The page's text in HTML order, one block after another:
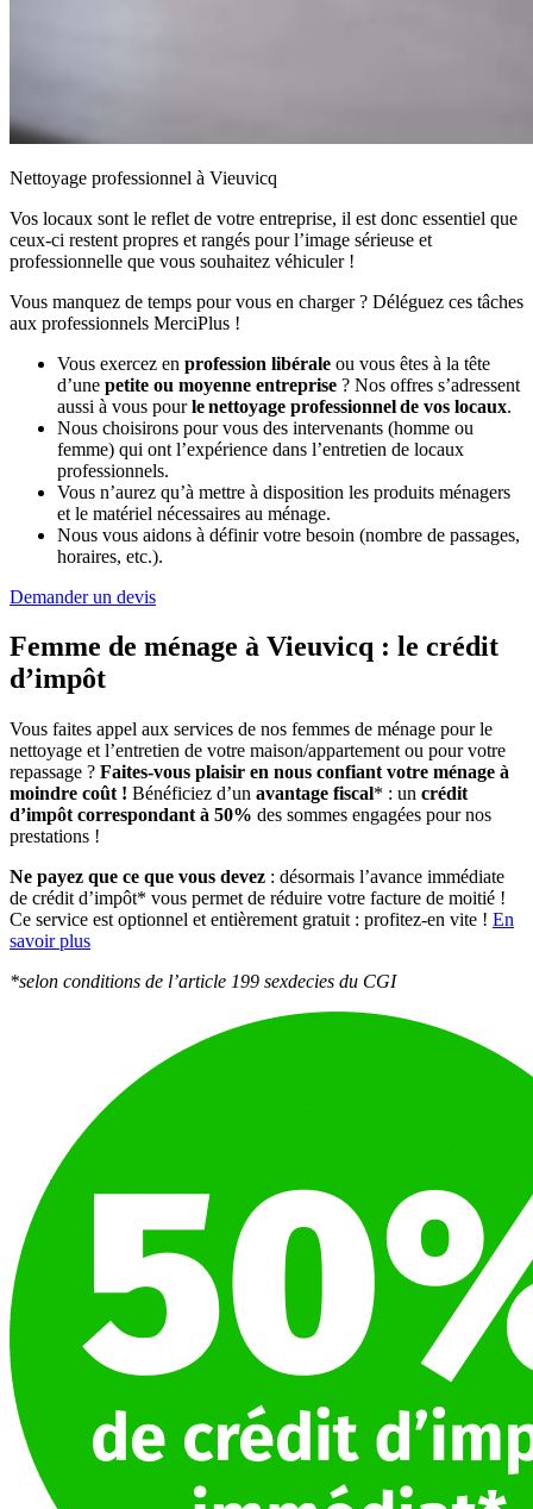
Nettoyage professionnel à Vieuvicq
Vos locaux sont le reflet de votre entreprise, il est donc essentiel que
ceux-ci restent propres et rangés pour l’image sérieuse et
professionnelle que vous souhaitez véhiculer !
Vous manquez de temps pour vous en charger ? Déléguez ces tâches
aux professionnels MerciPlus !
Vous exercez en profession libérale ou vous êtes à la tête
d’une petite ou moyenne entreprise ? Nos offres s’adressent
aussi à vous pourle nettoyage professionnel de vos locaux.
Nous choisirons pour vous des intervenants (homme ou
femme) qui ont l’expérience dans l’entretien de locaux
professionnels.
Vous n’aurez qu’à mettre à disposition les produits ménagers
et le matériel nécessaires au ménage.
Nous vous aidons à définir votre besoin (nombre de passages,
horaires, etc.).
Demander un devis
Femme de ménage à Vieuvicq : le crédit
d’impôt
Vous faites appel aux services de nos femmes de ménage pour le
nettoyage et l’entretien de votre maison/appartement ou pour votre
repassage ? Faites-vous plaisir en nous confiant votre ménage à
moindre coût ! Bénéficiez d’un avantage fiscal* : un crédit
d’impôt correspondant à 50% des sommes engagées pour nos
prestations !
Ne payez que ce que vous devez : désormais l’avance immédiate
de crédit d’impôt* vous permet de réduire votre facture de moitié !
Ce service est optionnel et entièrement gratuit : profitez-en vite ! En
savoir plus
*selon conditions de l’article 199 sexdecies du CGI